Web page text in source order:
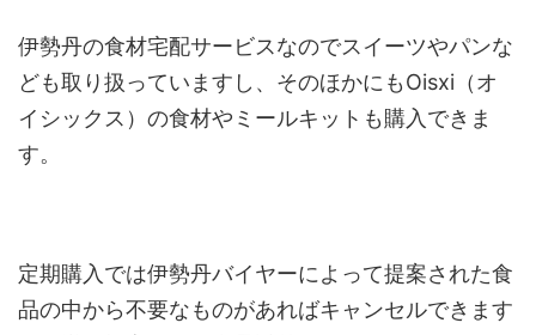
伊勢丹の食材宅配サービスなのでスイーツやパンな
ども取り扱っていますし、そのほかにもOisxi（オ
イシックス）の食材やミールキットも購入できま
す。
定期購入では伊勢丹バイヤーによって提案された食
品の中から不要なものがあればキャンセルできます